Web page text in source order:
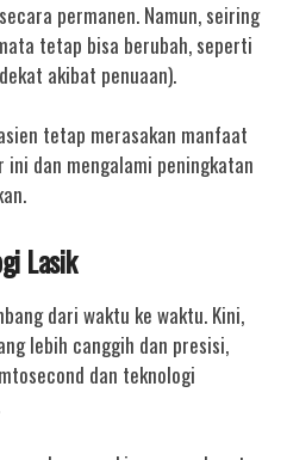
permanen. Namun, seiring
tetap bisa berubah, seperti
akibat penuaan).
tetap merasakan manfaat
dan mengalami peningkatan
Lasik
dari waktu ke waktu. Kini,
lebih canggih dan presisi,
dan teknologi